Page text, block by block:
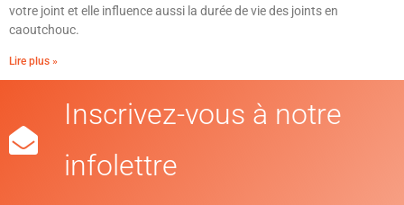
votre joint et elle influence aussi la durée de vie des joints en
caoutchouc.
Lire plus »
Inscrivez-vous à notre
infolettre